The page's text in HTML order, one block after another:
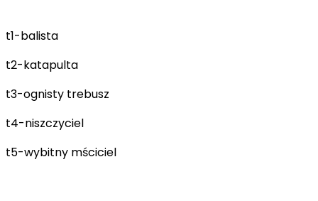
t1-balista
t2-katapulta
t3-ognisty trebusz
t4-niszczyciel
t5-wybitny mściciel